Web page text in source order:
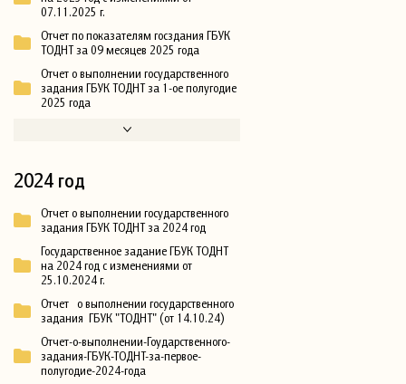
07.11.2025 г.
Отчет по показателям госздания ГБУК
ТОДНТ за 09 месяцев 2025 года
Отчет о выполнении государственного
задания ГБУК ТОДНТ за 1-ое полугодие
2025 года
2024 год
Отчет о выполнении государственного
задания ГБУК ТОДНТ за 2024 год
Государственное задание ГБУК ТОДНТ
на 2024 год с изменениями от
25.10.2024 г.
Отчет о выполнении государственного
задания ГБУК "ТОДНТ" (от 14.10.24)
Отчет-о-выполнении-Гоударственного-
задания-ГБУК-ТОДНТ-за-первое-
полугодие-2024-года